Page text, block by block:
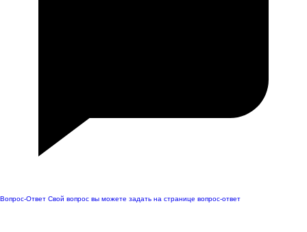
Вопрос-Ответ Свой вопрос вы можете задать на странице вопрос-ответ